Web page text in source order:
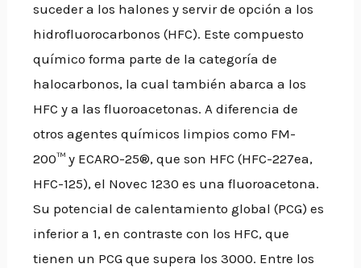
suceder a los halones y servir de opción a los
hidrofluorocarbonos (HFC). Este compuesto
químico forma parte de la categoría de
halocarbonos, la cual también abarca a los
HFC y a las fluoroacetonas. A diferencia de
otros agentes químicos limpios como FM-
200™ y ECARO-25®, que son HFC (HFC-227ea,
HFC-125), el Novec 1230 es una fluoroacetona.
Su potencial de calentamiento global (PCG) es
inferior a 1, en contraste con los HFC, que
tienen un PCG que supera los 3000. Entre los